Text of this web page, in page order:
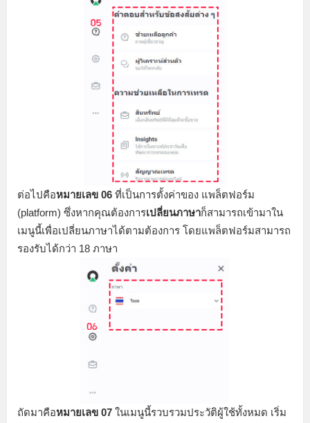
ต่อไปคือหมายเลข 06 ที่เป็นการตั้งค่าของ แพล็ตฟอร์ม
(platform) ซึ่งหากคุณต้องการเปลี่ยนภาษาก็สามารถเข้ามาใน
เมนูนี้เพื่อเปลี่ยนภาษาได้ตามต้องการ โดยแพล็ตฟอร์มสามารถ
รองรับได้กว่า 18 ภาษา
ถัดมาคือหมายเลข 07 ในเมนูนี้รวบรวมประวัติผู้ใช้ทั้งหมด เริ่ม